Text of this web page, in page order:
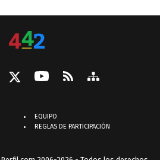
EQUIPO
REGLAS DE PARTICIPACIÓN